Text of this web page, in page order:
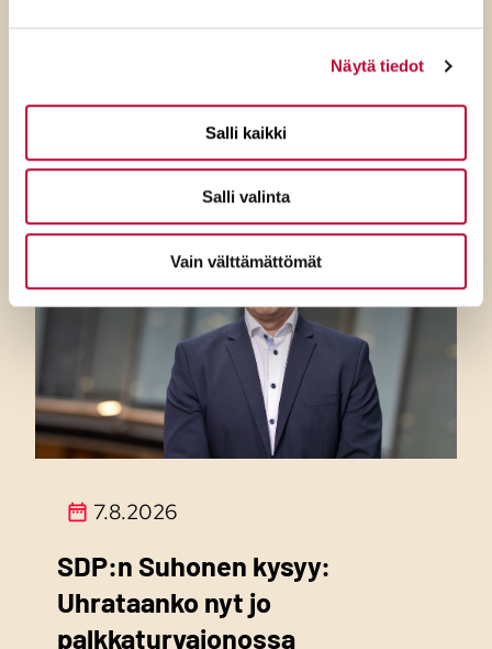
Näytä tiedot
Salli kaikki
Salli valinta
Vain välttämättömät
7.8.2026
SDP:n Suhonen kysyy:
Uhrataanko nyt jo
palkkaturvajonossa